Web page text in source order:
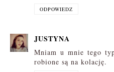
ODPOWIEDZ
JUSTYNA
Mniam u mnie tego
robione są na kolację.